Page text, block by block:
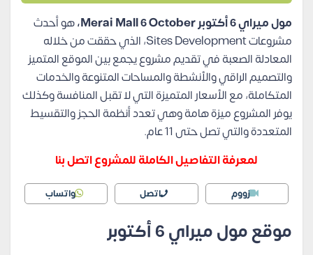
مول ميراي 6 أكتوبر Merai Mall 6 October،
هو أحدث
مشروعات
Sites Development، الذي حققت من خلاله
المعادلة الصعبة في تقديم مشروع يجمع بين الموقع المتميز
والتصميم الراقي والأنشطة والمساحات المتنوعة والخدمات
المتكاملة، مع الأسعار المتميزة التي لا تقبل المنافسة وكذلك
يوفر المشروع ميزة هامة وهي تعدد أنظمة الحجز والتقسيط
المتعددة والتي تصل حتى 11 عام.
لمعرفة التفاصيل الكاملة للمشروع اتصل بنا
زووم اتصل واتساب
موقع مول ميراي 6 أكتوبر